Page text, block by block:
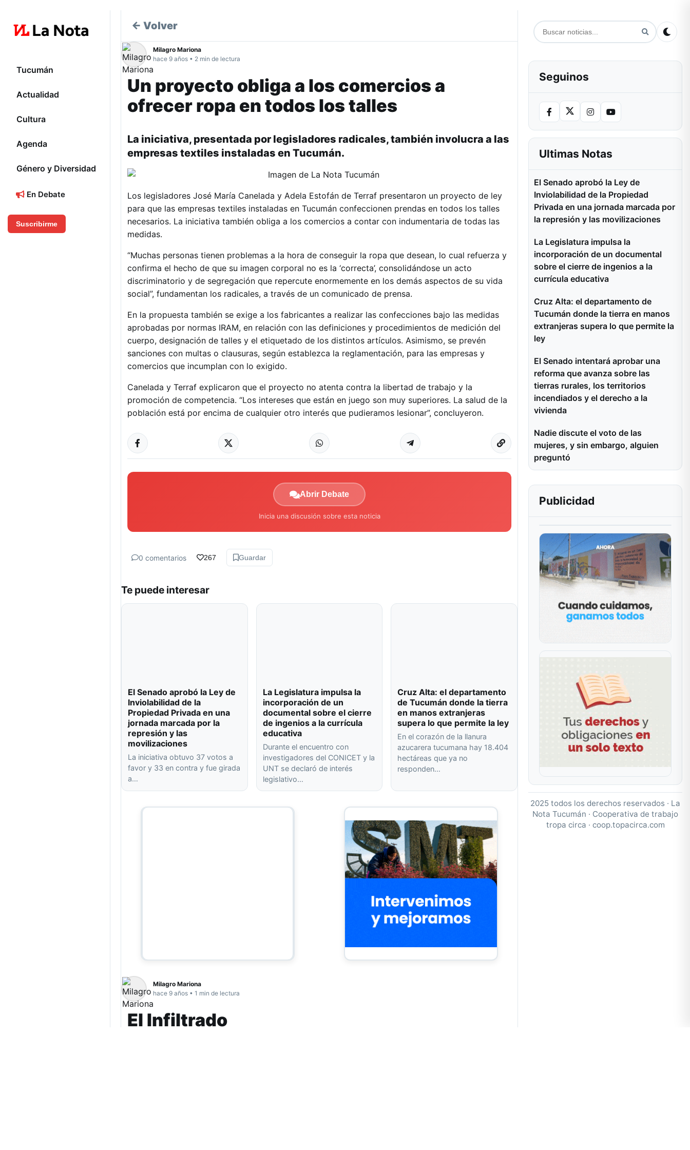
Tucumán
Actualidad
Cultura
Agenda
Género y Diversidad
En Debate
Suscribirme
← Volver
Milagro Mariona
hace 9 años • 2 min de lectura
Un proyecto obliga a los comercios a
ofrecer ropa en todos los talles
La iniciativa, presentada por legisladores radicales, también involucra a las
empresas textiles instaladas en Tucumán.
Los legisladores José María Canelada y Adela Estofán de Terraf presentaron un proyecto de ley
para que las empresas textiles instaladas en Tucumán confeccionen prendas en todos los talles
necesarios. La iniciativa también obliga a los comercios a contar con indumentaria de todas las
medidas.
“Muchas personas tienen problemas a la hora de conseguir la ropa que desean, lo cual refuerza y
confirma el hecho de que su imagen corporal no es la ‘correcta’, consolidándose un acto
discriminatorio y de segregación que repercute enormemente en los demás aspectos de su vida
social”, fundamentan los radicales, a través de un comunicado de prensa.
En la propuesta también se exige a los fabricantes a realizar las confecciones bajo las medidas
aprobadas por normas IRAM, en relación con las definiciones y procedimientos de medición del
cuerpo, designación de talles y el etiquetado de los distintos artículos. Asimismo, se prevén
sanciones con multas o clausuras, según establezca la reglamentación, para las empresas y
comercios que incumplan con lo exigido.
Canelada y Terraf explicaron que el proyecto no atenta contra la libertad de trabajo y la
promoción de competencia. “Los intereses que están en juego son muy superiores. La salud de la
población está por encima de cualquier otro interés que pudieramos lesionar”, concluyeron.
Abrir Debate
Inicia una discusión sobre esta noticia
0 comentarios 267 Guardar
Te puede interesar
El Senado aprobó la Ley de
Inviolabilidad de la
Propiedad Privada en una
jornada marcada por la
represión y las
movilizaciones
La iniciativa obtuvo 37 votos a
favor y 33 en contra y fue girada
a…
La Legislatura impulsa la
incorporación de un
documental sobre el cierre
de ingenios a la currícula
educativa
Durante el encuentro con
investigadores del CONICET y la
UNT se declaró de interés
legislativo…
Cruz Alta: el departamento
de Tucumán donde la tierra
en manos extranjeras
supera lo que permite la ley
En el corazón de la llanura
azucarera tucumana hay 18.404
hectáreas que ya no
responden…
Milagro Mariona
hace 9 años • 1 min de lectura
El Infiltrado
Seguinos
Ultimas Notas
El Senado aprobó la Ley de
Inviolabilidad de la Propiedad
Privada en una jornada marcada por
la represión y las movilizaciones
La Legislatura impulsa la
incorporación de un documental
sobre el cierre de ingenios a la
currícula educativa
Cruz Alta: el departamento de
Tucumán donde la tierra en manos
extranjeras supera lo que permite la
ley
El Senado intentará aprobar una
reforma que avanza sobre las
tierras rurales, los territorios
incendiados y el derecho a la
vivienda
Nadie discute el voto de las
mujeres, y sin embargo, alguien
preguntó
Publicidad
2025 todos los derechos reservados · La
Nota Tucumán · Cooperativa de trabajo
tropa circa · coop.topacirca.com